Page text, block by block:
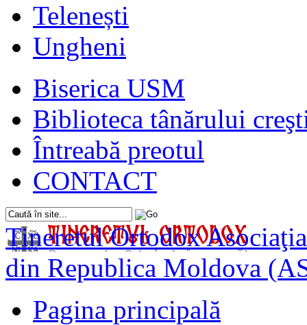
Telenești
Ungheni
Biserica USM
Biblioteca tânărului
Întreabă preotul
CONTACT
Tineretul Ortodox
din Republica Moldova
Pagina principală